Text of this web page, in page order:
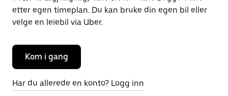
etter egen timeplan. Du kan bruke din egen bil eller
velge en leiebil via Uber.
Kom i gang
Har du allerede en konto? Logg inn